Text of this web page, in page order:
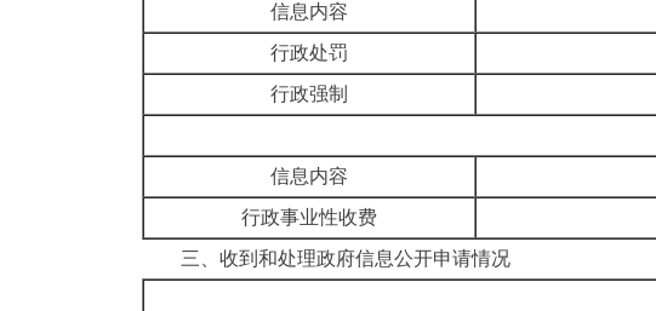
信息内容
行政处罚
行政强制
信息内容
行政事业性收费
三、收到和处理政府信息公开申请情况